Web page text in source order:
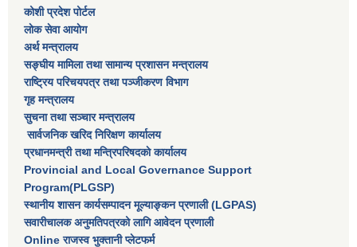
कोशी प्रदेश पोर्टल
लाेक सेवा आयाेग
अर्थ मन्त्रालय
सङ्घीय मामिला तथा सामान्य प्रशासन मन्त्रालय
राष्‍ट्रिय परिचयपत्र तथा पञ्‍जीकरण विभाग
गृह मन्त्रालय
सुचना तथा सञ्चार मन्त्रालय
सार्वजनिक खरिद निरिक्षण कार्यालय
प्रधानमन्त्री तथा मन्त्रिपरिषदकाे कार्यालय
Provincial and Local Governance Support
Program(PLGSP)
स्थानीय शासन कार्यसम्पादन मूल्याङ्कन प्रणाली (LGPAS)
सवारीचालक अनुमतिपत्रको लागि आवेदन प्रणाली
Online राजस्व भुक्तानी प्लेटफर्म